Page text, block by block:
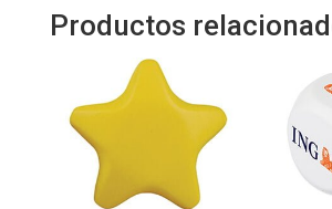
Productos